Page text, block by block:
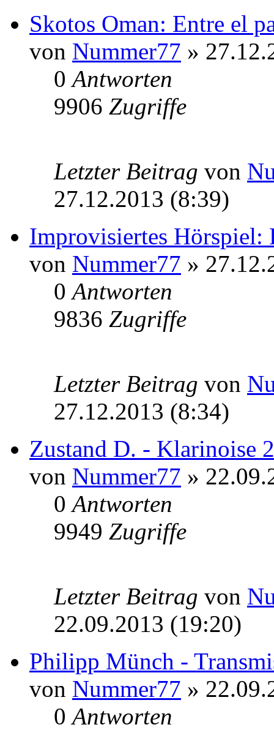
Skotos Oman: Entre el
von Nummer77 »
0Antworten
9906 Zugriffe
Letzter Beitrag von
27.12.2013 (8:39)
Improvisiertes Hörspiel:
von Nummer77 »
0Antworten
9836 Zugriffe
Letzter Beitrag von
27.12.2013 (8:34)
Zustand D. - Klarinoise 2
von Nummer77 »
0Antworten
9949 Zugriffe
Letzter Beitrag von
22.09.2013 (19:20)
Philipp Münch -
von Nummer77 »
0Antworten